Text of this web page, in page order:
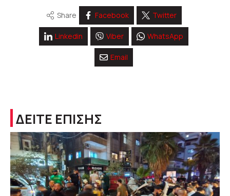
Share Facebook Twitter
Linkedin Viber WhatsApp
Email
ΔΕΙΤΕ ΕΠΙΣΗΣ